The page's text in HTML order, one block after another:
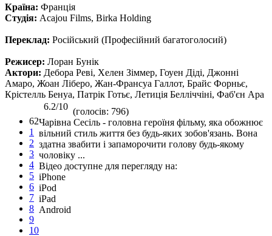
Країна: Франція
Студія: Acajou Films, Birka Holding
Переклад: Російський (Професійний багатоголосий)
Режисер: Лоран Бунік
Актори: Дебора Реві, Хелен Зіммер, Гоуен Діді, Джонні
Амаро, Жоан Ліберо, Жан-Франсуа Галлот, Брайс Форньє,
Крістелль Бенуа, Патрік Готьє, Летиція Белліччіні, Фаб'єн Ара
62
1
2
3
4
5
6
7
8
9
10
6.2/10 (голосів: 796)
Чарівна Сесіль - головна героїня фільму, яка обожнює
вільний стиль життя без будь-яких зобов'язань. Вона
здатна звабити і запаморочити голову будь-якому
чоловіку ...
Відео доступне для перегляду на:
iPhone
iPod
iPad
Android